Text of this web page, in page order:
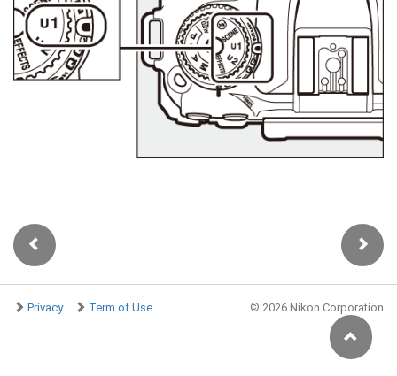
Privacy Term of Use © 2026 Nikon Corporation